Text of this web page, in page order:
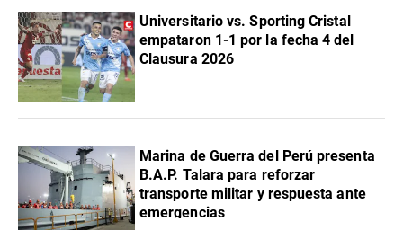
Universitario vs. Sporting Cristal
empataron 1-1 por la fecha 4 del
Clausura 2026
Marina de Guerra del Perú presenta
B.A.P. Talara para reforzar
transporte militar y respuesta ante
emergencias